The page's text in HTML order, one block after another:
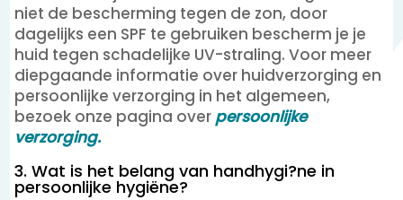
niet de bescherming tegen de zon, door
dagelijks een SPF te gebruiken bescherm je je
huid tegen schadelijke UV-straling. Voor meer
diepgaande informatie over huidverzorging en
persoonlijke verzorging in het algemeen,
bezoek onze pagina over persoonlijke
verzorging.
3. Wat is het belang van handhygi?ne in
persoonlijke hygiëne?